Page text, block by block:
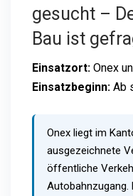
gesucht –
Bau ist
Einsatzort: Onex
Einsatzbeginn: Ab
Onex liegt im
ausgezeichnete
öffentliche
Autobahnzugang.